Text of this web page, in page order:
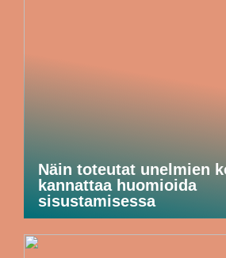
Näin toteutat unelmien
kannattaa huomioida
sisustamisessa